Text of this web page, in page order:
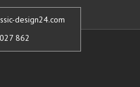
design24.com
862